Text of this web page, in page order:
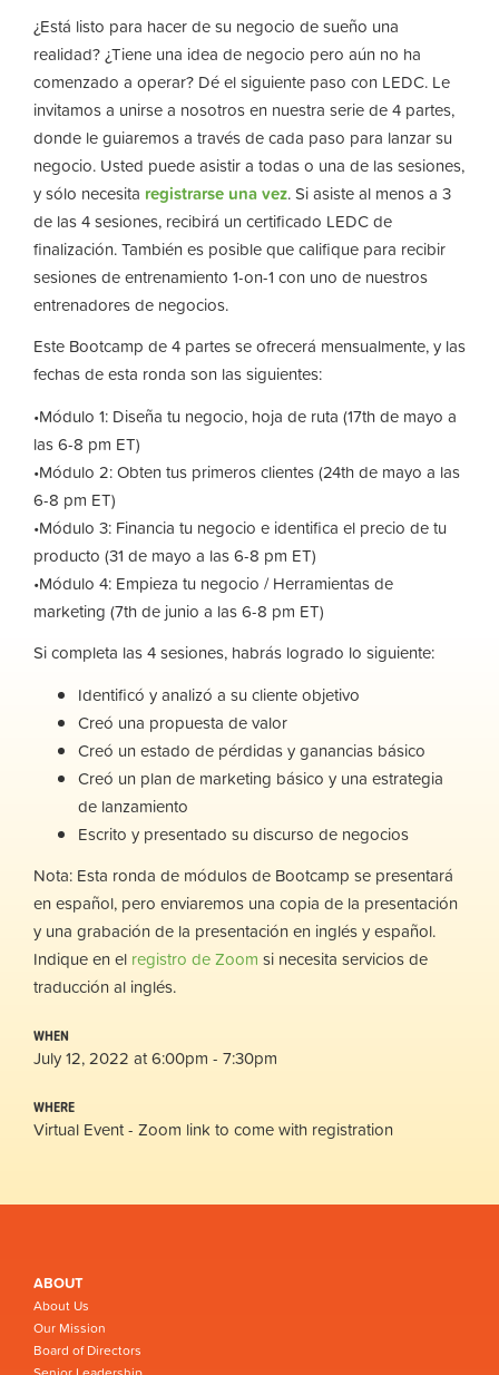
¿Está listo para hacer de su negocio de sueño una
realidad? ¿Tiene una idea de negocio pero aún no ha
comenzado a operar? Dé el siguiente paso con LEDC. Le
invitamos a unirse a nosotros en nuestra serie de 4 partes,
donde le guiaremos a través de cada paso para lanzar su
negocio. Usted puede asistir a todas o una de las sesiones,
y sólo necesita registrarse una vez. Si asiste al menos a 3
de las 4 sesiones, recibirá un certificado LEDC de
finalización. También es posible que califique para recibir
sesiones de entrenamiento 1-on-1 con uno de nuestros
entrenadores de negocios.
Este Bootcamp de 4 partes se ofrecerá mensualmente, y las
fechas de esta ronda son las siguientes:
•Módulo 1: Diseña tu negocio, hoja de ruta (17th de mayo a
las 6-8 pm ET)
•Módulo 2: Obten tus primeros clientes (24th de mayo a las
6-8 pm ET)
•Módulo 3: Financia tu negocio e identifica el precio de tu
producto (31 de mayo a las 6-8 pm ET)
•Módulo 4: Empieza tu negocio / Herramientas de
marketing (7th de junio a las 6-8 pm ET)
Si completa las 4 sesiones, habrás logrado lo siguiente:
Identificó y analizó a su cliente objetivo
Creó una propuesta de valor
Creó un estado de pérdidas y ganancias básico
Creó un plan de marketing básico y una estrategia
de lanzamiento
Escrito y presentado su discurso de negocios
Nota: Esta ronda de módulos de Bootcamp se presentará
en español, pero enviaremos una copia de la presentación
y una grabación de la presentación en inglés y español.
Indique en el registro de Zoom si necesita servicios de
traducción al inglés.
WHEN
July 12, 2022 at 6:00pm - 7:30pm
WHERE
Virtual Event - Zoom link to come with registration
ABOUT
About Us
Our Mission
Board of Directors